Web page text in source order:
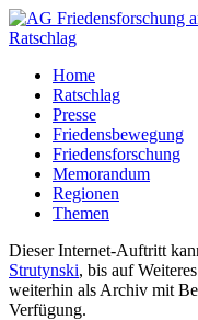
Home
Ratschlag
Presse
Friedensbewegung
Friedensforschung
Memorandum
Regionen
Themen
Dieser Internet-Auftritt
Strutynski, bis auf
weiterhin als Archiv mit
Verfügung.